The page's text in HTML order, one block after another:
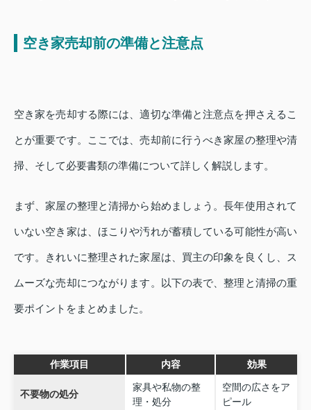
空き家売却前の準備と注意点
空き家を売却する際には、適切な準備と注意点を押さえるこ
とが重要です。ここでは、売却前に行うべき家屋の整理や清
掃、そして必要書類の準備について詳しく解説します。
まず、家屋の整理と清掃から始めましょう。長年使用されて
いない空き家は、ほこりや汚れが蓄積している可能性が高い
です。きれいに整理された家屋は、買主の印象を良くし、ス
ムーズな売却につながります。以下の表で、整理と清掃の重
要ポイントをまとめました。
作業項目 内容 効果
不要物の処分
家具や私物の整
理・処分
空間の広さをア
ピール